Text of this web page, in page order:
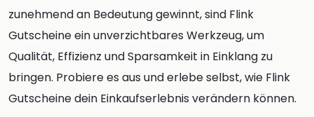
zunehmend an Bedeutung gewinnt, sind Flink
Gutscheine ein unverzichtbares Werkzeug, um
Qualität, Effizienz und Sparsamkeit in Einklang zu
bringen. Probiere es aus und erlebe selbst, wie Flink
Gutscheine dein Einkaufserlebnis verändern können.